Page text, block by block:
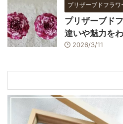
プリザーブドフラワ
プリザーブド
違いや魅力を
2026/3/11